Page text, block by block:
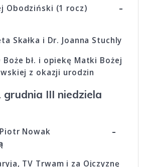
Obodziński (1 rocz) –
Skałka i Dr. Joanna Stuchly
Boże bł. i opiekę Matki Bożej
z okazji urodzin
grudnia III niedziela
i Piotr Nowak –
TV Trwam i za Ojczyznę